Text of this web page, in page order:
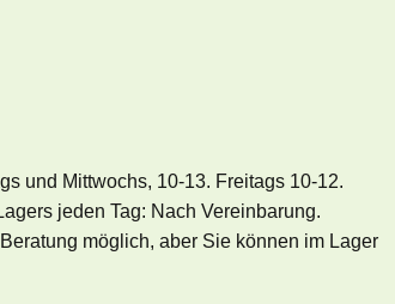
und Mittwochs, 10-13. Freitags 10-12.
jeden Tag: Nach Vereinbarung.
möglich, aber Sie können im Lager